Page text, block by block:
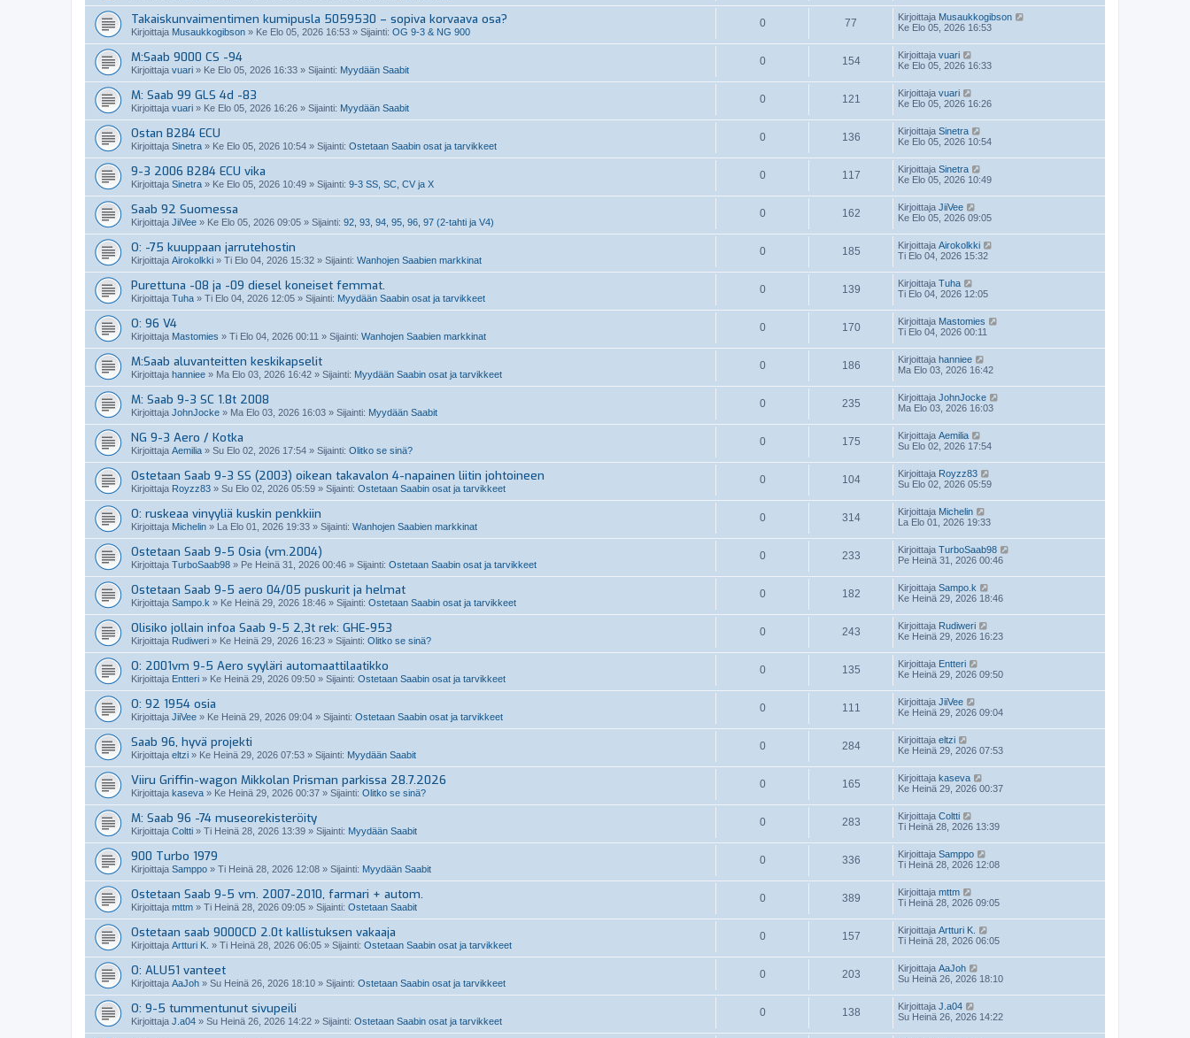
Takaiskunvaimentimen kumipusla 5059530 – sopiva korvaava osa?
Kirjoittaja Musaukkogibson » Ke Elo 05, 2026 16:53 » Sijainti: OG 9-3 & NG 900
0 77 Kirjoittaja Musaukkogibson
Ke Elo 05, 2026 16:53
M:Saab 9000 CS -94
Kirjoittaja vuari » Ke Elo 05, 2026 16:33 » Sijainti: Myydään Saabit
0 154 Kirjoittaja vuari
Ke Elo 05, 2026 16:33
M: Saab 99 GLS 4d -83
Kirjoittaja vuari » Ke Elo 05, 2026 16:26 » Sijainti: Myydään Saabit
0 121 Kirjoittaja vuari
Ke Elo 05, 2026 16:26
Ostan B284 ECU
Kirjoittaja Sinetra » Ke Elo 05, 2026 10:54 » Sijainti: Ostetaan Saabin osat ja tarvikkeet
0 136 Kirjoittaja Sinetra
Ke Elo 05, 2026 10:54
9-3 2006 B284 ECU vika
Kirjoittaja Sinetra » Ke Elo 05, 2026 10:49 » Sijainti: 9-3 SS, SC, CV ja X
0 117 Kirjoittaja Sinetra
Ke Elo 05, 2026 10:49
Saab 92 Suomessa
Kirjoittaja JiiVee » Ke Elo 05, 2026 09:05 » Sijainti: 92, 93, 94, 95, 96, 97 (2-tahti ja V4)
0 162 Kirjoittaja JiiVee
Ke Elo 05, 2026 09:05
O: -75 kuuppaan jarrutehostin
Kirjoittaja Airokolkki » Ti Elo 04, 2026 15:32 » Sijainti: Wanhojen Saabien markkinat
0 185 Kirjoittaja Airokolkki
Ti Elo 04, 2026 15:32
Purettuna -08 ja -09 diesel koneiset femmat.
Kirjoittaja Tuha » Ti Elo 04, 2026 12:05 » Sijainti: Myydään Saabin osat ja tarvikkeet
0 139 Kirjoittaja Tuha
Ti Elo 04, 2026 12:05
O: 96 V4
Kirjoittaja Mastomies » Ti Elo 04, 2026 00:11 » Sijainti: Wanhojen Saabien markkinat
0 170 Kirjoittaja Mastomies
Ti Elo 04, 2026 00:11
M:Saab aluvanteitten keskikapselit
Kirjoittaja hanniee » Ma Elo 03, 2026 16:42 » Sijainti: Myydään Saabin osat ja tarvikkeet
0 186 Kirjoittaja hanniee
Ma Elo 03, 2026 16:42
M: Saab 9-3 SC 1.8t 2008
Kirjoittaja JohnJocke » Ma Elo 03, 2026 16:03 » Sijainti: Myydään Saabit
0 235 Kirjoittaja JohnJocke
Ma Elo 03, 2026 16:03
NG 9-3 Aero / Kotka
Kirjoittaja Aemilia » Su Elo 02, 2026 17:54 » Sijainti: Olitko se sinä?
0 175 Kirjoittaja Aemilia
Su Elo 02, 2026 17:54
Ostetaan Saab 9-3 SS (2003) oikean takavalon 4-napainen liitin johtoineen
Kirjoittaja Royzz83 » Su Elo 02, 2026 05:59 » Sijainti: Ostetaan Saabin osat ja tarvikkeet
0 104 Kirjoittaja Royzz83
Su Elo 02, 2026 05:59
O: ruskeaa vinyyliä kuskin penkkiin
Kirjoittaja Michelin » La Elo 01, 2026 19:33 » Sijainti: Wanhojen Saabien markkinat
0 314 Kirjoittaja Michelin
La Elo 01, 2026 19:33
Ostetaan Saab 9-5 Osia (vm.2004)
Kirjoittaja TurboSaab98 » Pe Heinä 31, 2026 00:46 » Sijainti: Ostetaan Saabin osat ja tarvikkeet
0 233 Kirjoittaja TurboSaab98
Pe Heinä 31, 2026 00:46
Ostetaan Saab 9-5 aero 04/05 puskurit ja helmat
Kirjoittaja Sampo.k » Ke Heinä 29, 2026 18:46 » Sijainti: Ostetaan Saabin osat ja tarvikkeet
0 182 Kirjoittaja Sampo.k
Ke Heinä 29, 2026 18:46
Olisiko jollain infoa Saab 9-5 2,3t rek: GHE-953
Kirjoittaja Rudiweri » Ke Heinä 29, 2026 16:23 » Sijainti: Olitko se sinä?
0 243 Kirjoittaja Rudiweri
Ke Heinä 29, 2026 16:23
O: 2001vm 9-5 Aero syyläri automaattilaatikko
Kirjoittaja Entteri » Ke Heinä 29, 2026 09:50 » Sijainti: Ostetaan Saabin osat ja tarvikkeet
0 135 Kirjoittaja Entteri
Ke Heinä 29, 2026 09:50
O: 92 1954 osia
Kirjoittaja JiiVee » Ke Heinä 29, 2026 09:04 » Sijainti: Ostetaan Saabin osat ja tarvikkeet
0 111 Kirjoittaja JiiVee
Ke Heinä 29, 2026 09:04
Saab 96, hyvä projekti
Kirjoittaja eltzi » Ke Heinä 29, 2026 07:53 » Sijainti: Myydään Saabit
0 284 Kirjoittaja eltzi
Ke Heinä 29, 2026 07:53
Viiru Griffin-wagon Mikkolan Prisman parkissa 28.7.2026
Kirjoittaja kaseva » Ke Heinä 29, 2026 00:37 » Sijainti: Olitko se sinä?
0 165 Kirjoittaja kaseva
Ke Heinä 29, 2026 00:37
M: Saab 96 -74 museorekisteröity
Kirjoittaja Coltti » Ti Heinä 28, 2026 13:39 » Sijainti: Myydään Saabit
0 283 Kirjoittaja Coltti
Ti Heinä 28, 2026 13:39
900 Turbo 1979
Kirjoittaja Samppo » Ti Heinä 28, 2026 12:08 » Sijainti: Myydään Saabit
0 336 Kirjoittaja Samppo
Ti Heinä 28, 2026 12:08
Ostetaan Saab 9-5 vm. 2007-2010, farmari + autom.
Kirjoittaja mttm » Ti Heinä 28, 2026 09:05 » Sijainti: Ostetaan Saabit
0 389 Kirjoittaja mttm
Ti Heinä 28, 2026 09:05
Ostetaan saab 9000CD 2.0t kallistuksen vakaaja
Kirjoittaja Artturi K. » Ti Heinä 28, 2026 06:05 » Sijainti: Ostetaan Saabin osat ja tarvikkeet
0 157 Kirjoittaja Artturi K.
Ti Heinä 28, 2026 06:05
O: ALU51 vanteet
Kirjoittaja AaJoh » Su Heinä 26, 2026 18:10 » Sijainti: Ostetaan Saabin osat ja tarvikkeet
0 203 Kirjoittaja AaJoh
Su Heinä 26, 2026 18:10
O: 9-5 tummentunut sivupeili
Kirjoittaja J.a04 » Su Heinä 26, 2026 14:22 » Sijainti: Ostetaan Saabin osat ja tarvikkeet
0 138 Kirjoittaja J.a04
Su Heinä 26, 2026 14:22